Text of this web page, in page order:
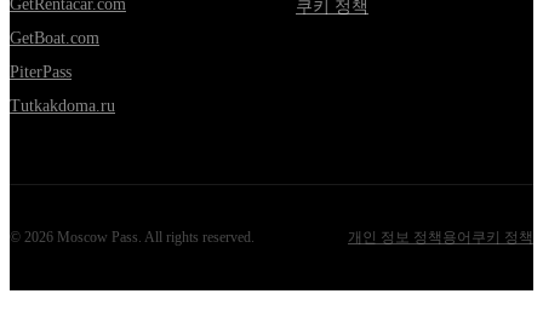
GetRentacar.com
GetBoat.com
PiterPass
Tutkakdoma.ru
쿠키 정책
© 2026 Moscow Pass. All rights reserved. 개인 정보 정책 용어 쿠키 정책